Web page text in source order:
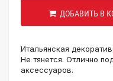
ДОБАВИТЬ В
Итальянская
Не тянется. Отлично
аксессуаров.